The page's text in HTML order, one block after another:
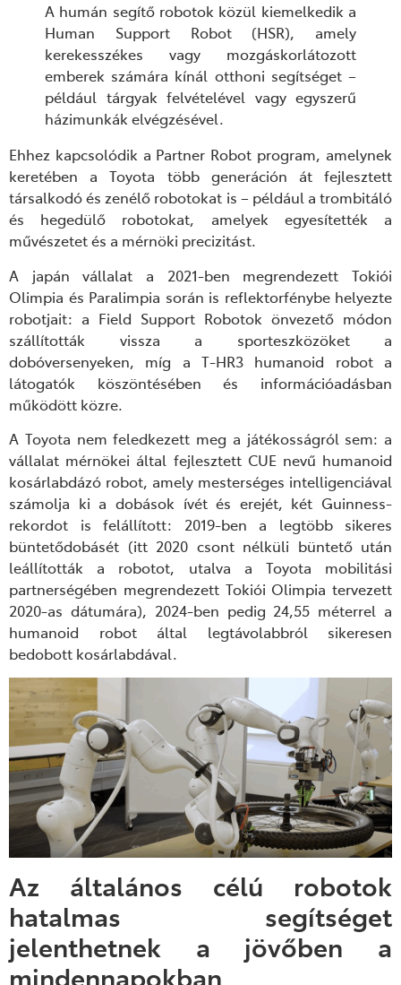
A humán segítő robotok közül kiemelkedik a
Human Support Robot (HSR), amely
kerekesszékes vagy mozgáskorlátozott
emberek számára kínál otthoni segítséget –
például tárgyak felvételével vagy egyszerű
házimunkák elvégzésével.
Ehhez kapcsolódik a Partner Robot program, amelynek
keretében a Toyota több generáción át fejlesztett
társalkodó és zenélő robotokat is – például a trombitáló
és hegedülő robotokat, amelyek egyesítették a
művészetet és a mérnöki precizitást.
A japán vállalat a 2021-ben megrendezett Tokiói
Olimpia és Paralimpia során is reflektorfénybe helyezte
robotjait: a Field Support Robotok önvezető módon
szállították vissza a sporteszközöket a
dobóversenyeken, míg a T-HR3 humanoid robot a
látogatók köszöntésében és információadásban
működött közre.
A Toyota nem feledkezett meg a játékosságról sem: a
vállalat mérnökei által fejlesztett CUE nevű humanoid
kosárlabdázó robot, amely mesterséges intelligenciával
számolja ki a dobások ívét és erejét, két Guinness-
rekordot is felállított: 2019-ben a legtöbb sikeres
büntetődobásét (itt 2020 csont nélküli büntető után
leállították a robotot, utalva a Toyota mobilitási
partnerségében megrendezett Tokiói Olimpia tervezett
2020-as dátumára), 2024-ben pedig 24,55 méterrel a
humanoid robot által legtávolabbról sikeresen
bedobott kosárlabdával.
Az általános célú robotok
hatalmas segítséget
jelenthetnek a jövőben a
mindennapokban